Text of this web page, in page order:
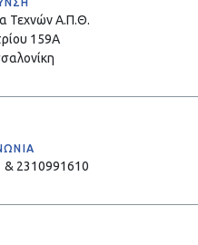
Τεχνών Α.Π.Θ.
159Α
& 2310991610